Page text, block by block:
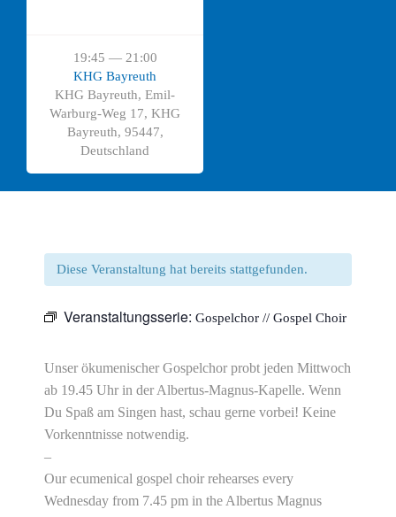
19:45 — 21:00
KHG Bayreuth
KHG Bayreuth, Emil-
Warburg-Weg 17, KHG
Bayreuth, 95447,
Deutschland
Diese Veranstaltung hat bereits stattgefunden.
Veranstaltungsserie: Gospelchor // Gospel Choir
Unser ökumenischer Gospelchor probt jeden Mittwoch
ab 19.45 Uhr in der Albertus-Magnus-Kapelle. Wenn
Du Spaß am Singen hast, schau gerne vorbei! Keine
Vorkenntnisse notwendig.
–
Our ecumenical gospel choir rehearses every
Wednesday from 7.45 pm in the Albertus Magnus